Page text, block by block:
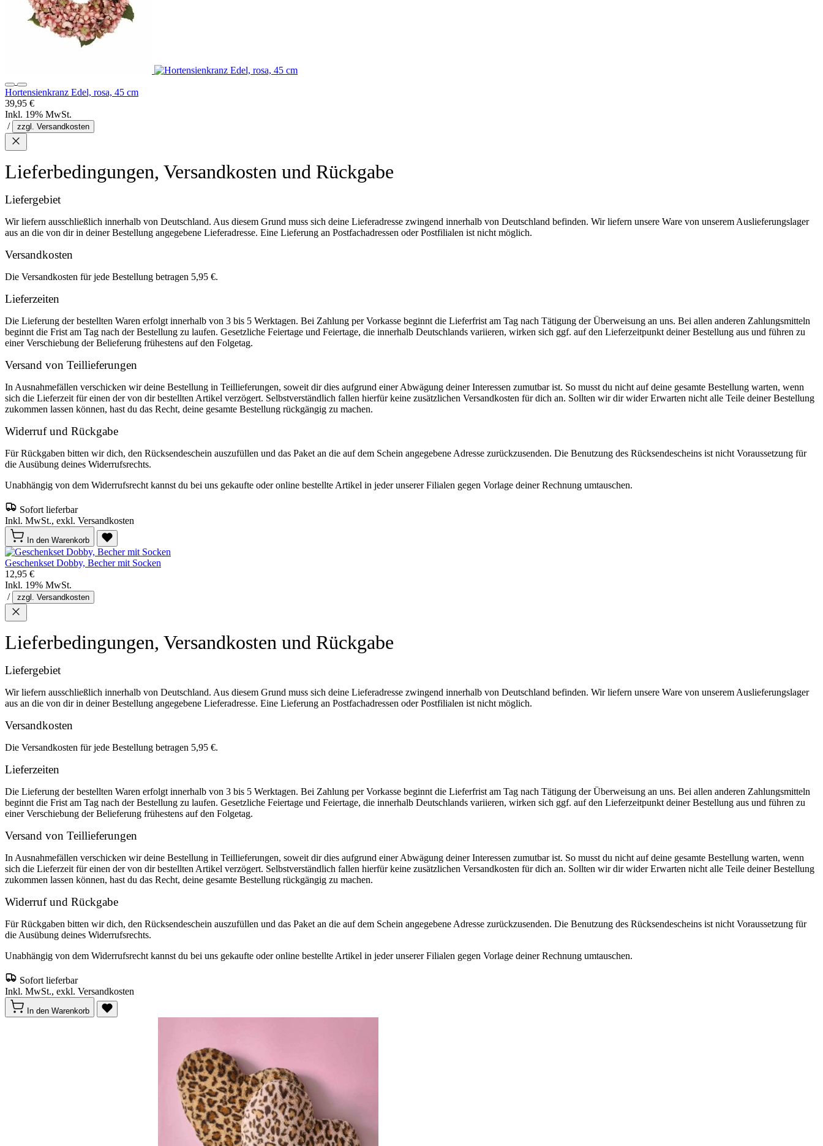
Hortensienkranz Edel, rosa, 45 cm
39,95 €
Inkl. 19% MwSt.
/
zzgl. Versandkosten
Lieferbedingungen, Versandkosten und Rückgabe
Liefergebiet
Wir liefern ausschließlich innerhalb von Deutschland. Aus diesem Grund muss sich deine Lieferadresse zwingend innerhalb von Deutschland befinden. Wir liefern unsere Ware von unserem Auslieferungslager
aus an die von dir in deiner Bestellung angegebene Lieferadresse. Eine Lieferung an Postfachadressen oder Postfilialen ist nicht möglich.
Versandkosten
Die Versandkosten für jede Bestellung betragen 5,95 €.
Lieferzeiten
Die Lieferung der bestellten Waren erfolgt innerhalb von 3 bis 5 Werktagen. Bei Zahlung per Vorkasse beginnt die Lieferfrist am Tag nach Tätigung der Überweisung an uns. Bei allen anderen Zahlungsmitteln
beginnt die Frist am Tag nach der Bestellung zu laufen. Gesetzliche Feiertage und Feiertage, die innerhalb Deutschlands variieren, wirken sich ggf. auf den Lieferzeitpunkt deiner Bestellung aus und führen zu
einer Verschiebung der Belieferung frühestens auf den Folgetag.
Versand von Teillieferungen
In Ausnahmefällen verschicken wir deine Bestellung in Teillieferungen, soweit dir dies aufgrund einer Abwägung deiner Interessen zumutbar ist. So musst du nicht auf deine gesamte Bestellung warten, wenn
sich die Lieferzeit für einen der von dir bestellten Artikel verzögert. Selbstverständlich fallen hierfür keine zusätzlichen Versandkosten für dich an. Sollten wir dir wider Erwarten nicht alle Teile deiner Bestellung
zukommen lassen können, hast du das Recht, deine gesamte Bestellung rückgängig zu machen.
Widerruf und Rückgabe
Für Rückgaben bitten wir dich, den Rücksendeschein auszufüllen und das Paket an die auf dem Schein angegebene Adresse zurückzusenden. Die Benutzung des Rücksendescheins ist nicht Voraussetzung für
die Ausübung deines Widerrufsrechts.
Unabhängig von dem Widerrufsrecht kannst du bei uns gekaufte oder online bestellte Artikel in jeder unserer Filialen gegen Vorlage deiner Rechnung umtauschen.
Sofort lieferbar
Inkl. MwSt., exkl. Versandkosten
In den Warenkorb
Geschenkset Dobby, Becher mit Socken
12,95 €
Inkl. 19% MwSt.
/
zzgl. Versandkosten
Lieferbedingungen, Versandkosten und Rückgabe
Liefergebiet
Wir liefern ausschließlich innerhalb von Deutschland. Aus diesem Grund muss sich deine Lieferadresse zwingend innerhalb von Deutschland befinden. Wir liefern unsere Ware von unserem Auslieferungslager
aus an die von dir in deiner Bestellung angegebene Lieferadresse. Eine Lieferung an Postfachadressen oder Postfilialen ist nicht möglich.
Versandkosten
Die Versandkosten für jede Bestellung betragen 5,95 €.
Lieferzeiten
Die Lieferung der bestellten Waren erfolgt innerhalb von 3 bis 5 Werktagen. Bei Zahlung per Vorkasse beginnt die Lieferfrist am Tag nach Tätigung der Überweisung an uns. Bei allen anderen Zahlungsmitteln
beginnt die Frist am Tag nach der Bestellung zu laufen. Gesetzliche Feiertage und Feiertage, die innerhalb Deutschlands variieren, wirken sich ggf. auf den Lieferzeitpunkt deiner Bestellung aus und führen zu
einer Verschiebung der Belieferung frühestens auf den Folgetag.
Versand von Teillieferungen
In Ausnahmefällen verschicken wir deine Bestellung in Teillieferungen, soweit dir dies aufgrund einer Abwägung deiner Interessen zumutbar ist. So musst du nicht auf deine gesamte Bestellung warten, wenn
sich die Lieferzeit für einen der von dir bestellten Artikel verzögert. Selbstverständlich fallen hierfür keine zusätzlichen Versandkosten für dich an. Sollten wir dir wider Erwarten nicht alle Teile deiner Bestellung
zukommen lassen können, hast du das Recht, deine gesamte Bestellung rückgängig zu machen.
Widerruf und Rückgabe
Für Rückgaben bitten wir dich, den Rücksendeschein auszufüllen und das Paket an die auf dem Schein angegebene Adresse zurückzusenden. Die Benutzung des Rücksendescheins ist nicht Voraussetzung für
die Ausübung deines Widerrufsrechts.
Unabhängig von dem Widerrufsrecht kannst du bei uns gekaufte oder online bestellte Artikel in jeder unserer Filialen gegen Vorlage deiner Rechnung umtauschen.
Sofort lieferbar
Inkl. MwSt., exkl. Versandkosten
In den Warenkorb